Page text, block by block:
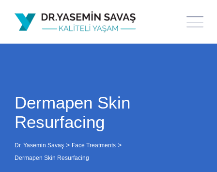
Dermapen Skin
Resurfacing
Dr. Yasemin Savaş > Face Treatments >
Dermapen Skin Resurfacing